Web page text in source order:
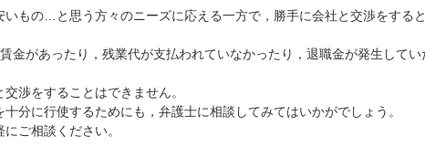
もの…と思う方々のニーズに応える一方で，勝手に会社と交渉をする
金があったり，残業代が支払われていなかったり，退職金が発生して
渉をすることはできません。
分に行使するためにも，弁護士に相談してみてはいかがでしょう。
ご相談ください。